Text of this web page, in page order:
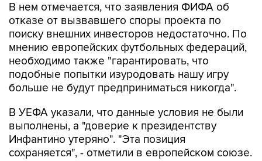
В нем отмечается, что заявления ФИФА об
отказе от вызвавшего споры проекта по
поиску внешних инвесторов недостаточно. По
мнению европейских футбольных федераций,
необходимо также "гарантировать, что
подобные попытки изуродовать нашу игру
больше не будут предприниматься никогда".
В УЕФА указали, что данные условия не были
выполнены, а "доверие к президентству
Инфантино утеряно". "Эта позиция
сохраняется", - отметили в европейском союзе.